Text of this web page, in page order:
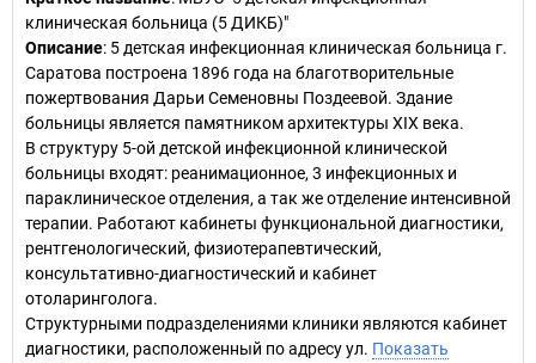
клиническая больница (5 ДИКБ)"
Описание: 5 детская инфекционная клиническая больница г.
Саратова построена 1896 года на благотворительные
пожертвования Дарьи Семеновны Поздеевой. Здание
больницы является памятником архитектуры XIX века.
В структуру 5-ой детской инфекционной клинической
больницы входят: реанимационное, 3 инфекционных и
параклиническое отделения, а так же отделение интенсивной
терапии. Работают кабинеты функциональной диагностики,
рентгенологический, физиотерапевтический,
консультативно-диагностический и кабинет
отоларинголога.
Структурными подразделениями клиники являются кабинет
диагностики, расположенный по адресу ул. Показать